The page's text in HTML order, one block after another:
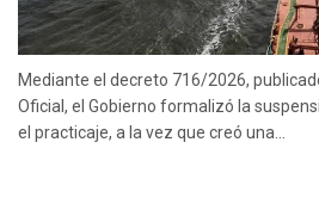
Mediante el decreto 716/2026,
Oficial, el Gobierno formalizó la
el practicaje, a la vez que creó una...